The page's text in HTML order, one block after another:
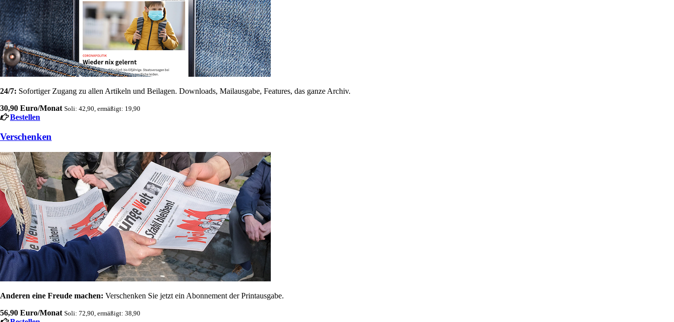
24/7: Sofortiger Zugang zu allen Artikeln und Beilagen. Downloads, Mailausgabe, Features, das ganze Archiv.
30,90 Euro/Monat Soli: 42,90, ermäßigt: 19,90
Bestellen
Verschenken
Anderen eine Freude machen: Verschenken Sie jetzt ein Abonnement der Printausgabe.
56,90 Euro/Monat Soli: 72,90, ermäßigt: 38,90